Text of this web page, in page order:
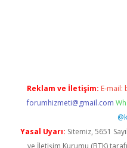
Reklam ve İletişim: E-mail:
forumhizmeti@gmail.com
Yasal Uyarı: Sitemiz, 5651
ve İletişim Kurumu (BTK)